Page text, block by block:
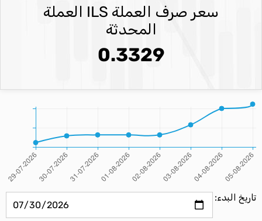
سعر صرف العملة ILS العملة
المحدثة
0.3329
تاريخ البدء: